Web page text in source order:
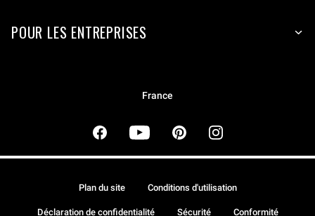
POUR LES ENTREPRISES
France
Plan du site Conditions d'utilisation
Déclaration de confidentialité Sécurité Conformité